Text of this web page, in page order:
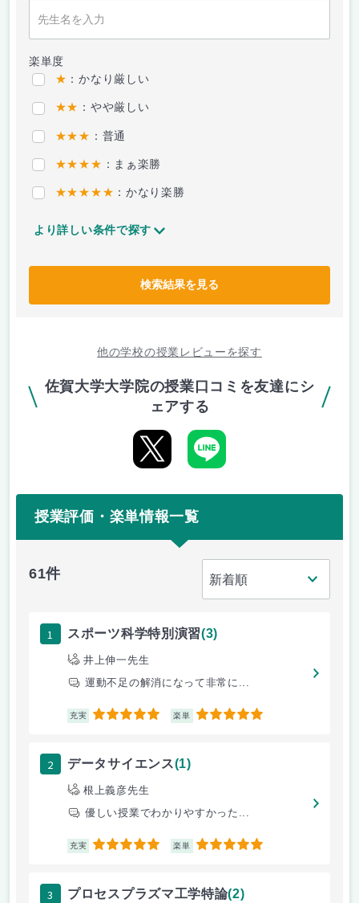
楽単度
★ ：かなり厳しい
★★ ：やや厳しい
★★★ ：普通
★★★★ ：まぁ楽勝
★★★★★ ：かなり楽勝
より詳しい条件で探す
検索結果を見る
他の学校の授業レビューを探す
佐賀大学大学院の授業口コミを友達にシ
ェアする
授業評価・楽単情報一覧
61件
1 スポーツ科学特別演習(3)
井上伸一先生
運動不足の解消になって非常に...
充実 5 楽単 5
2 データサイエンス(1)
根上義彦先生
優しい授業でわかりやすかった...
充実 5 楽単 5
3 プロセスプラズマ工学特論(2)